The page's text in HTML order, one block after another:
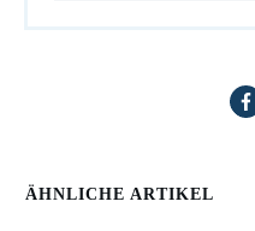
ÄHNLICHE ARTIKEL